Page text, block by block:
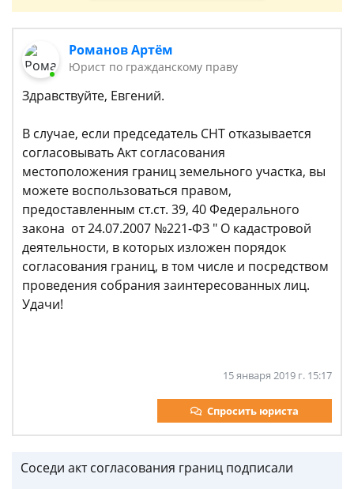
Романов Артём
Юрист по гражданскому праву
Здравствуйте, Евгений.
В случае, если председатель СНТ отказывается
согласовывать Акт согласования
местоположения границ земельного участка, вы
можете воспользоваться правом,
предоставленным ст.ст. 39, 40 Федерального
закона от 24.07.2007 №221-ФЗ " О кадастровой
деятельности, в которых изложен порядок
согласования границ, в том числе и посредством
проведения собрания заинтересованных лиц.
Удачи!
15 января 2019 г. 15:17
Спросить юриста
Соседи акт согласования границ подписали